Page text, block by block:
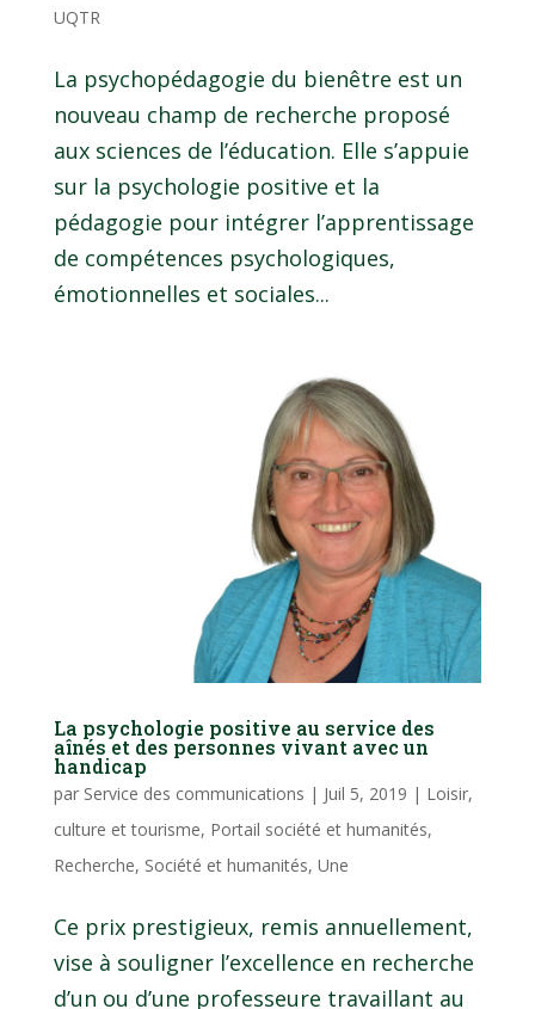
UQTR
La psychopédagogie du bienêtre est un
nouveau champ de recherche proposé
aux sciences de l’éducation. Elle s’appuie
sur la psychologie positive et la
pédagogie pour intégrer l’apprentissage
de compétences psychologiques,
émotionnelles et sociales...
La psychologie positive au service des
aînés et des personnes vivant avec un
handicap
par Service des communications | Juil 5, 2019 | Loisir,
culture et tourisme, Portail société et humanités,
Recherche, Société et humanités, Une
Ce prix prestigieux, remis annuellement,
vise à souligner l’excellence en recherche
d’un ou d’une professeure travaillant au